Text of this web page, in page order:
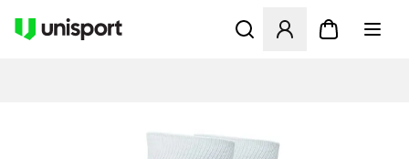
Apre una finestra modale